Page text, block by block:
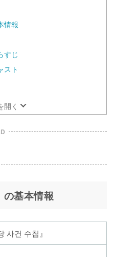
情報
すじ
スト
開く
の基本情報
사건 수첩』